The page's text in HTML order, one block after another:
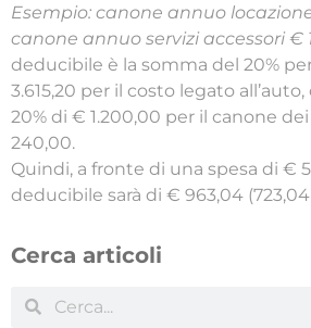
Esempio: canone annuo
canone annuo servizi accessori €
deducibile è la somma del 20%
3.615,20 per il costo legato all’auto,
20% di € 1.200,00 per il canone
240,00.
Quindi, a fronte di una spesa di €
deducibile sarà di € 963,04
Cerca articoli